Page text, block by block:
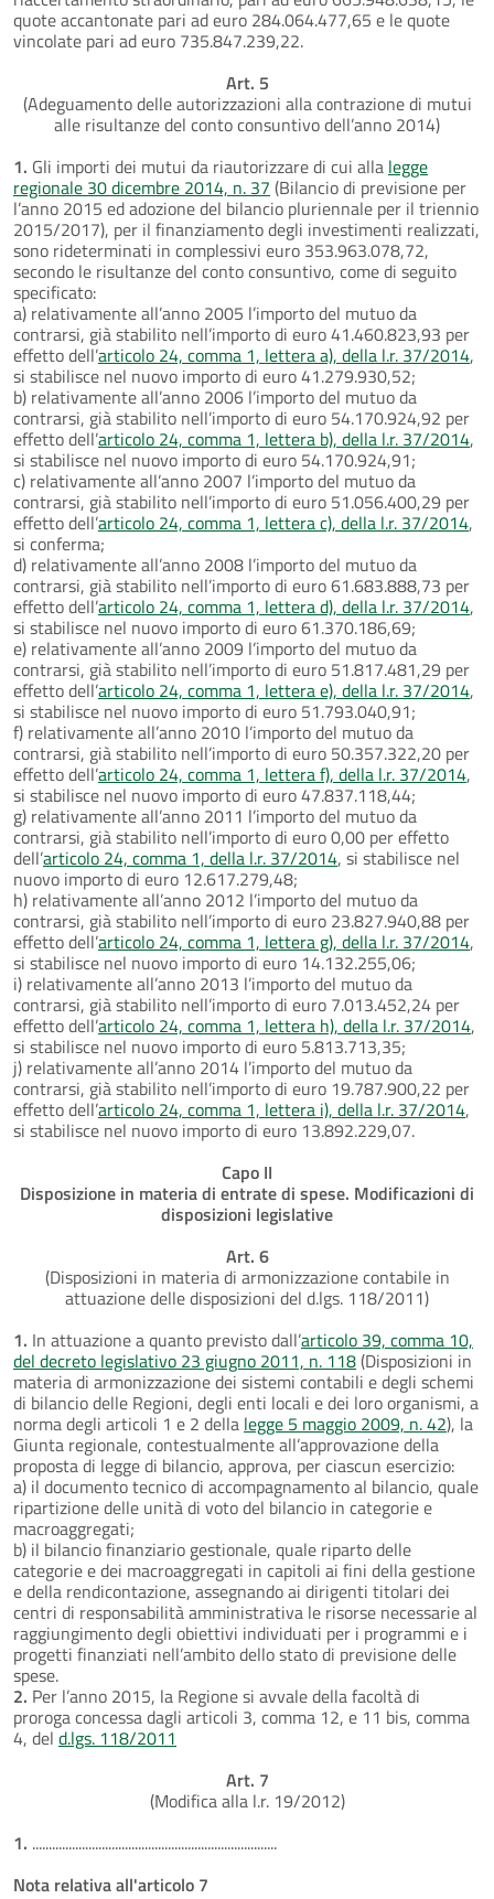
quote accantonate pari ad euro 284.064.477,65 e le quote
vincolate pari ad euro 735.847.239,22.
Art. 5
(Adeguamento delle autorizzazioni alla contrazione di mutui
alle risultanze del conto consuntivo dell’anno 2014)
1. Gli importi dei mutui da riautorizzare di cui alla legge
regionale 30 dicembre 2014, n. 37 (Bilancio di previsione per
l’anno 2015 ed adozione del bilancio pluriennale per il triennio
2015/2017), per il finanziamento degli investimenti realizzati,
sono rideterminati in complessivi euro 353.963.078,72,
secondo le risultanze del conto consuntivo, come di seguito
specificato:
a) relativamente all’anno 2005 l’importo del mutuo da
contrarsi, già stabilito nell’importo di euro 41.460.823,93 per
effetto dell’articolo 24, comma 1, lettera a), della l.r. 37/2014,
si stabilisce nel nuovo importo di euro 41.279.930,52;
b) relativamente all’anno 2006 l’importo del mutuo da
contrarsi, già stabilito nell’importo di euro 54.170.924,92 per
effetto dell’articolo 24, comma 1, lettera b), della l.r. 37/2014,
si stabilisce nel nuovo importo di euro 54.170.924,91;
c) relativamente all’anno 2007 l’importo del mutuo da
contrarsi, già stabilito nell’importo di euro 51.056.400,29 per
effetto dell’articolo 24, comma 1, lettera c), della l.r. 37/2014,
si conferma;
d) relativamente all’anno 2008 l’importo del mutuo da
contrarsi, già stabilito nell’importo di euro 61.683.888,73 per
effetto dell’articolo 24, comma 1, lettera d), della l.r. 37/2014,
si stabilisce nel nuovo importo di euro 61.370.186,69;
e) relativamente all’anno 2009 l’importo del mutuo da
contrarsi, già stabilito nell’importo di euro 51.817.481,29 per
effetto dell’articolo 24, comma 1, lettera e), della l.r. 37/2014,
si stabilisce nel nuovo importo di euro 51.793.040,91;
f) relativamente all’anno 2010 l’importo del mutuo da
contrarsi, già stabilito nell’importo di euro 50.357.322,20 per
effetto dell’articolo 24, comma 1, lettera f), della l.r. 37/2014,
si stabilisce nel nuovo importo di euro 47.837.118,44;
g) relativamente all’anno 2011 l’importo del mutuo da
contrarsi, già stabilito nell’importo di euro 0,00 per effetto
dell’articolo 24, comma 1, della l.r. 37/2014, si stabilisce nel
nuovo importo di euro 12.617.279,48;
h) relativamente all’anno 2012 l’importo del mutuo da
contrarsi, già stabilito nell’importo di euro 23.827.940,88 per
effetto dell’articolo 24, comma 1, lettera g), della l.r. 37/2014,
si stabilisce nel nuovo importo di euro 14.132.255,06;
i) relativamente all’anno 2013 l’importo del mutuo da
contrarsi, già stabilito nell’importo di euro 7.013.452,24 per
effetto dell’articolo 24, comma 1, lettera h), della l.r. 37/2014,
si stabilisce nel nuovo importo di euro 5.813.713,35;
j) relativamente all’anno 2014 l’importo del mutuo da
contrarsi, già stabilito nell’importo di euro 19.787.900,22 per
effetto dell’articolo 24, comma 1, lettera i), della l.r. 37/2014,
si stabilisce nel nuovo importo di euro 13.892.229,07.
Capo II
Disposizione in materia di entrate di spese. Modificazioni di
disposizioni legislative
Art. 6
(Disposizioni in materia di armonizzazione contabile in
attuazione delle disposizioni del d.lgs. 118/2011)
1. In attuazione a quanto previsto dall’articolo 39, comma 10,
del decreto legislativo 23 giugno 2011, n. 118(Disposizioni in
materia di armonizzazione dei sistemi contabili e degli schemi
di bilancio delle Regioni, degli enti locali e dei loro organismi, a
norma degli articoli 1 e 2 della legge 5 maggio 2009, n. 42), la
Giunta regionale, contestualmente all’approvazione della
proposta di legge di bilancio, approva, per ciascun esercizio:
a) il documento tecnico di accompagnamento al bilancio, quale
ripartizione delle unità di voto del bilancio in categorie e
macroaggregati;
b) il bilancio finanziario gestionale, quale riparto delle
categorie e dei macroaggregati in capitoli ai fini della gestione
e della rendicontazione, assegnando ai dirigenti titolari dei
centri di responsabilità amministrativa le risorse necessarie al
raggiungimento degli obiettivi individuati per i programmi e i
progetti finanziati nell’ambito dello stato di previsione delle
spese.
2. Per l’anno 2015, la Regione si avvale della facoltà di
proroga concessa dagli articoli 3, comma 12, e 11 bis, comma
4, del d.lgs. 118/2011
Art. 7
(Modifica alla l.r. 19/2012)
1. ..........................................................................
Nota relativa all'articolo 7